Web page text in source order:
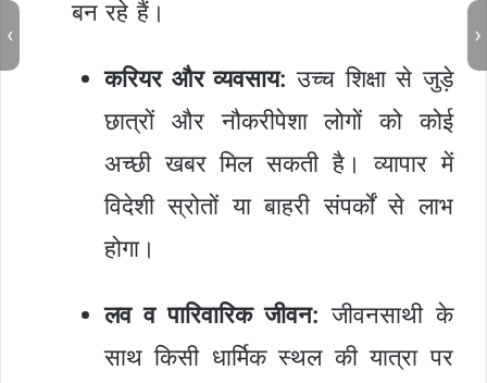
बन रहे हैं।
करियर और व्यवसाय: उच्च शिक्षा से जुड़े
छात्रों और नौकरीपेशा लोगों को कोई
अच्छी खबर मिल सकती है। व्यापार में
विदेशी स्रोतों या बाहरी संपर्कों से लाभ
होगा।
लव व पारिवारिक जीवन: जीवनसाथी के
साथ किसी धार्मिक स्थल की यात्रा पर
‹ ›